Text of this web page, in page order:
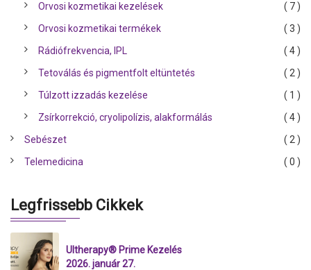
Orvosi kozmetikai kezelések
( 7 )
Orvosi kozmetikai termékek
( 3 )
Rádiófrekvencia, IPL
( 4 )
Tetoválás és pigmentfolt eltüntetés
( 2 )
Túlzott izzadás kezelése
( 1 )
Zsírkorrekció, cryolipolízis, alakformálás
( 4 )
Sebészet
( 2 )
Telemedicina
( 0 )
Legfrissebb Cikkek
Ultherapy® Prime Kezelés
2026. január 27.